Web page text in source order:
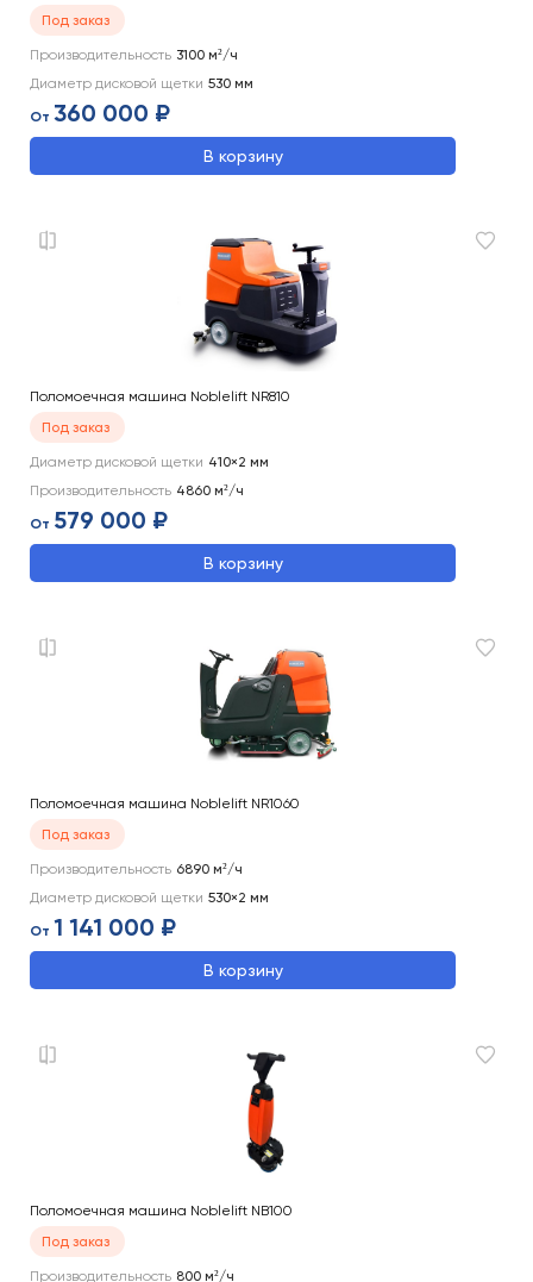
Под заказ
Производительность 3100 м²/ч
Диаметр дисковой щетки 530 мм
От 360 000 ₽
В корзину
Поломоечная машина Noblelift NR810
Под заказ
Диаметр дисковой щетки 410×2 мм
Производительность 4860 м²/ч
От 579 000 ₽
В корзину
Поломоечная машина Noblelift NR1060
Под заказ
Производительность 6890 м²/ч
Диаметр дисковой щетки 530×2 мм
От 1 141 000 ₽
В корзину
Поломоечная машина Noblelift NB100
Под заказ
Производительность 800 м²/ч